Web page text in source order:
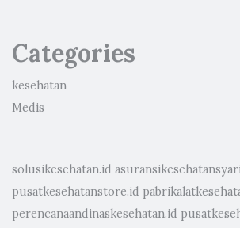
Categories
kesehatan
Medis
solusikesehatan.id
pusatkesehatanstore.id
perencanaandinaskesehatan.id